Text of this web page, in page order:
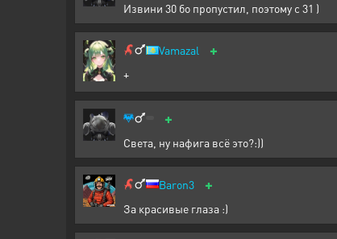
Извини 30 бо пропустил, поэтому с 31 )
Vamazal +
+
+
Света, ну нафига всё это?:))
Baron3 +
За красивые глаза :)